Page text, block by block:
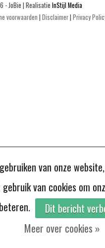
JoBie | Realisatie InStijl Media
voorwaarden | Disclaimer| Privacy
van onze
van cookies om
Dit bericht
Meer over cookies »